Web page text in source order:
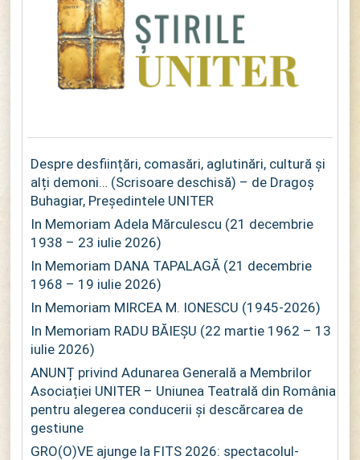
Despre desființări, comasări, aglutinări, cultură și
alți demoni… (Scrisoare deschisă) – de Dragoș
Buhagiar, Președintele UNITER
In Memoriam Adela Mărculescu (21 decembrie
1938 – 23 iulie 2026)
In Memoriam DANA TAPALAGĂ (21 decembrie
1968 – 19 iulie 2026)
In Memoriam MIRCEA M. IONESCU (1945-2026)
In Memoriam RADU BĂIEȘU (22 martie 1962 – 13
iulie 2026)
ANUNȚ privind Adunarea Generală a Membrilor
Asociației UNITER – Uniunea Teatrală din România
pentru alegerea conducerii și descărcarea de
gestiune
GRO(O)VE ajunge la FITS 2026: spectacolul-